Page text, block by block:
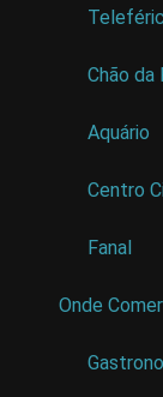
Chão da
Aquário
Centro
Fanal
Onde Comer